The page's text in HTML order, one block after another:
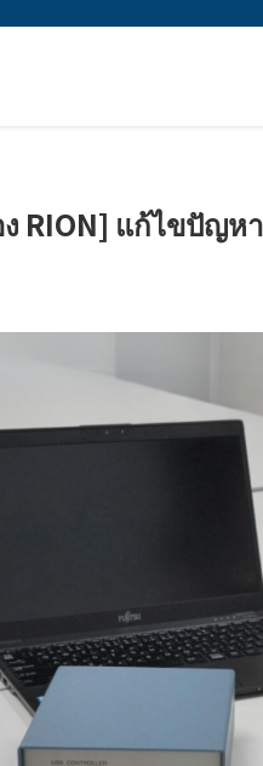
ง RION] แก้ไขปัญ